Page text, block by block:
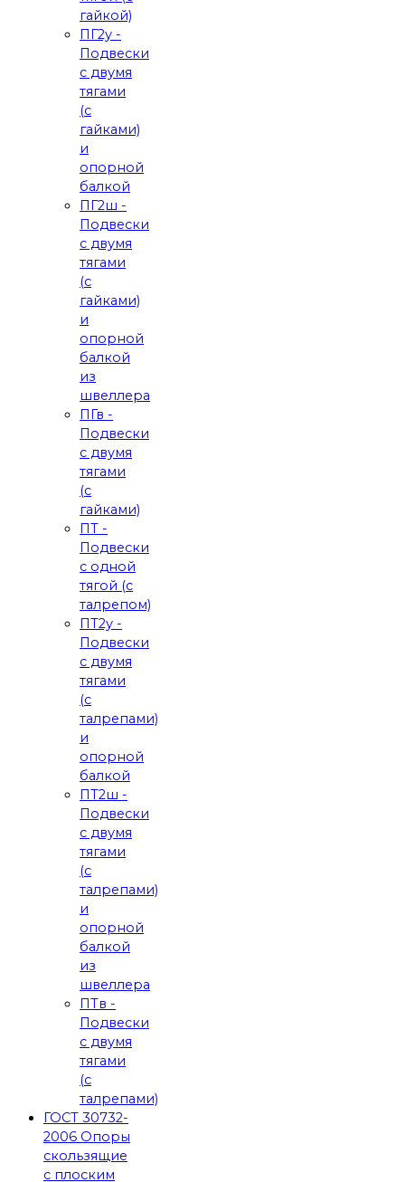
гайкой)
ПГ2у -
Подвески
с двумя
тягами
(с
гайками)
и
опорной
балкой
ПГ2ш -
Подвески
с двумя
тягами
(с
гайками)
и
опорной
балкой
из
швеллера
ПГв -
Подвески
с двумя
тягами
(с
гайками)
ПТ -
Подвески
с одной
тягой (с
талрепом)
ПТ2у -
Подвески
с двумя
тягами
(с
талрепами)
и
опорной
балкой
ПТ2ш -
Подвески
с двумя
тягами
(с
талрепами)
и
опорной
балкой
из
швеллера
ПТв -
Подвески
с двумя
тягами
(с
талрепами)
ГОСТ 30732-
2006 Опоры
скользящие
с плоским